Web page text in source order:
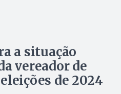
a situação
vereador de
de 2024